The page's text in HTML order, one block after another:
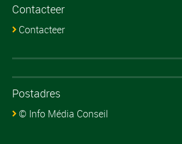
Contacteer
Contacteer
Postadres
© Info Média Conseil